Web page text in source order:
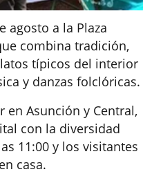
agosto a la Plaza
combina tradición,
típicos del interior
y danzas folclóricas.
en Asunción y Central,
con la diversidad
11:00 y los visitantes
casa.